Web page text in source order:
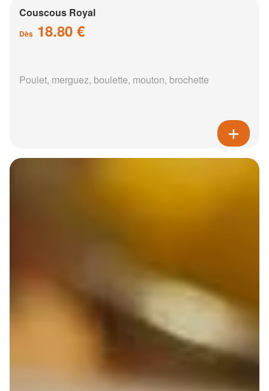
Couscous Royal
Dès 18.80 €
Poulet, merguez, boulette, mouton, brochette